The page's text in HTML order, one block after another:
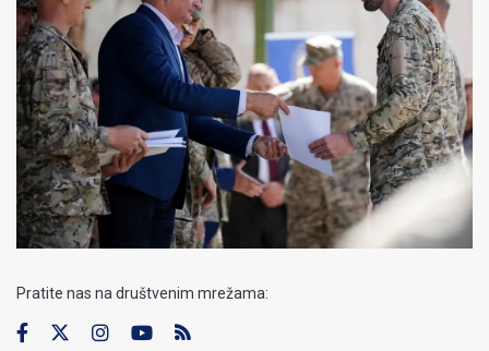
Pratite nas na društvenim mrežama: